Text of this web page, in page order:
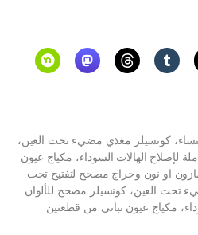
كونسيلر مغذي مضيء تحت العين،
لإصلاح الهالات السوداء، مكياج عيون
او نون وحراج مصحح لتفتيح تحت
تحت العين، كونسيلر مصحح للألوان
مكياج عيون نباتي من قطعتين